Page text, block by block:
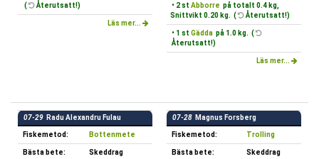
(
Återutsatt!)
Läs mer...
• 2 st Abborre på totalt 0.4 kg,
Snittvikt 0.20 kg. (
Återutsatt!)
• 1 st Gädda på 1.0 kg. (
Återutsatt!)
Läs mer...
07-29 Radu Alexandru Fulau
Fiskemetod: Bottenmete
Bästa bete: Skeddrag
07-28 Magnus Forsberg
Fiskemetod: Trolling
Bästa bete: Skeddrag